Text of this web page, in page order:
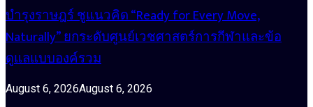
บำรุงราษฎร์ ชูแนวคิด “Ready for Every Move,
Naturally” ยกระดับศูนย์เวชศาสตร์การกีฬาและข้อ
ดูแลแบบองค์รวม
August 6, 2026August 6, 2026